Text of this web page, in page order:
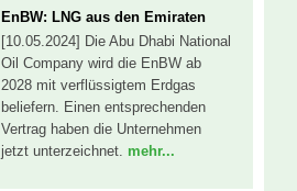
EnBW: LNG aus den Emiraten
[10.05.2024] Die Abu Dhabi National
Oil Company wird die EnBW ab
2028 mit verflüssigtem Erdgas
beliefern. Einen entsprechenden
Vertrag haben die Unternehmen
jetzt unterzeichnet. mehr...